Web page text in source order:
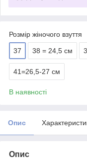
Розмір жіночого взуття
37 38 = 24,5 см
41=26,5-27 см
В наявності
Опис
Опис